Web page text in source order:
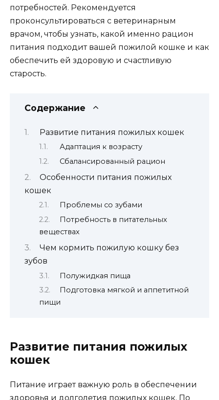
потребностей. Рекомендуется
проконсультироваться с ветеринарным
врачом, чтобы узнать, какой именно рацион
питания подходит вашей пожилой кошке и как
обеспечить ей здоровую и счастливую
старость.
Содержание
Развитие питания пожилых кошек
Адаптация к возрасту
Сбалансированный рацион
Особенности питания пожилых
кошек
Проблемы со зубами
Потребность в питательных
веществах
Чем кормить пожилую кошку без
зубов
Полужидкая пища
Подготовка мягкой и аппетитной
пищи
Развитие питания пожилых
кошек
Питание играет важную роль в обеспечении
здоровья и долголетия пожилых кошек. По